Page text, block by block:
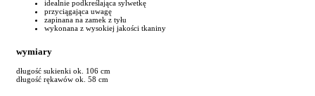
idealnie podkreślająca sylwetkę
przyciągająca uwagę
zapinana na zamek z tyłu
wykonana z wysokiej jakości tkaniny
wymiary
długość sukienki ok. 106 cm
długość rękawów ok. 58 cm